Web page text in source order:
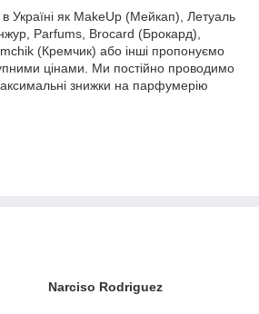
Україні як MakeUp (Мейкап), Летуаль
Parfums, Brocard (Брокард),
(Кремчик) або інші пропонуємо
цінами. Ми постійно проводимо
знижки на парфумерію
Narciso Rodriguez